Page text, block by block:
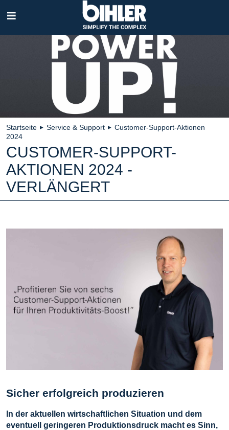
überspringen
Startseite ► Service & Support ► Customer-Support-Aktionen
2024
CUSTOMER-SUPPORT-
AKTIONEN 2024 -
VERLÄNGERT
Sicher erfolgreich produzieren
In der aktuellen wirtschaftlichen Situation und dem
eventuell geringeren Produktionsdruck macht es Sinn,